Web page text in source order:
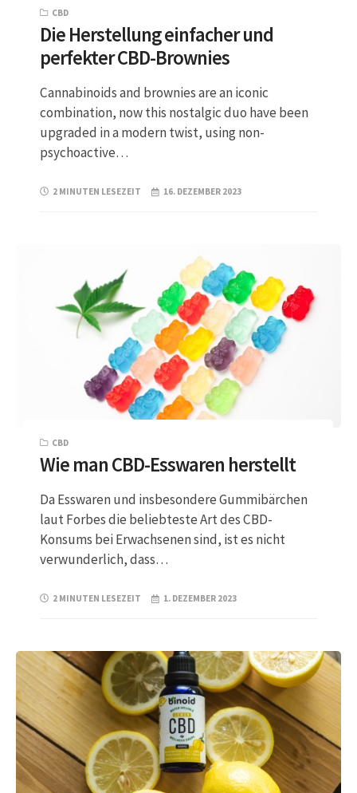
CBD
Die Herstellung einfacher und
perfekter CBD-Brownies
Cannabinoids and brownies are an iconic
combination, now this nostalgic duo have been
upgraded in a modern twist, using non-
psychoactive…
2 MINUTEN LESEZEIT 16. DEZEMBER 2023
CBD
Wie man CBD-Esswaren herstellt
Da Esswaren und insbesondere Gummibärchen
laut Forbes die beliebteste Art des CBD-
Konsums bei Erwachsenen sind, ist es nicht
verwunderlich, dass…
2 MINUTEN LESEZEIT 1. DEZEMBER 2023